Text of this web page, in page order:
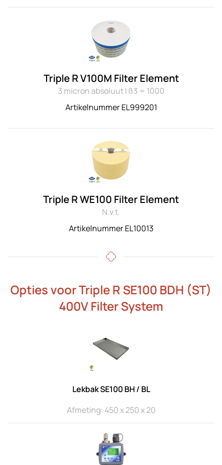
Triple R V100M Filter Element
3 micron absoluut | ß3 = 1000
Artikelnummer EL999201
Triple R WE100 Filter Element
N.v.t.
Artikelnummer EL10013
Opties voor Triple R SE100 BDH (ST)
400V Filter System
Lekbak SE100 BH / BL
Afmeting: 450 x 250 x 20